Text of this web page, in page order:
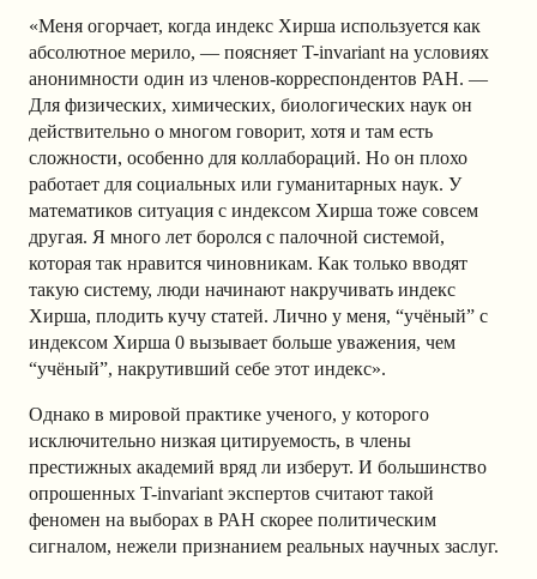
«Меня огорчает, когда индекс Хирша используется как
абсолютное мерило, — поясняет T-invariant на условиях
анонимности один из членов-корреспондентов РАН. —
Для физических, химических, биологических наук он
действительно о многом говорит, хотя и там есть
сложности, особенно для коллабораций. Но он плохо
работает для социальных или гуманитарных наук. У
математиков ситуация с индексом Хирша тоже совсем
другая. Я много лет боролся с палочной системой,
которая так нравится чиновникам. Как только вводят
такую систему, люди начинают накручивать индекс
Хирша, плодить кучу статей. Лично у меня, “учёный” с
индексом Хирша 0 вызывает больше уважения, чем
“учёный”, накрутивший себе этот индекс».
Однако в мировой практике ученого, у которого
исключительно низкая цитируемость, в члены
престижных академий вряд ли изберут. И большинство
опрошенных T-invariant экспертов считают такой
феномен на выборах в РАН скорее политическим
сигналом, нежели признанием реальных научных заслуг.